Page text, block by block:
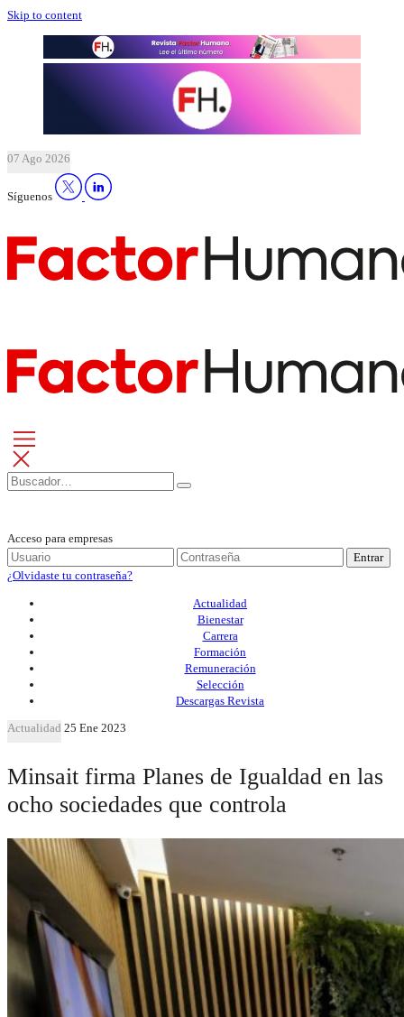
Skip to content
07 Ago 2026
Síguenos
Acceso para empresas
Entrar
¿Olvidaste tu contraseña?
Actualidad
Bienestar
Carrera
Formación
Remuneración
Selección
Descargas Revista
Actualidad 25 Ene 2023
Minsait firma Planes de Igualdad en las
ocho sociedades que controla